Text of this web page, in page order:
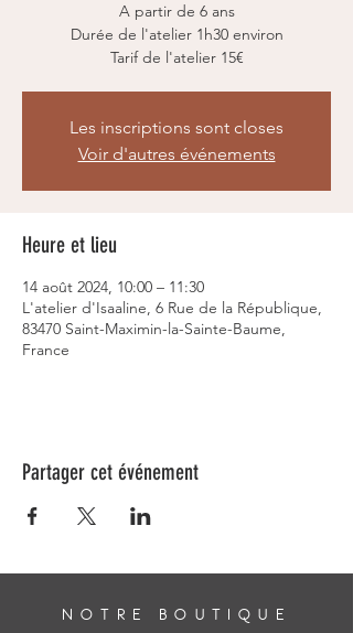
A partir de 6 ans
Durée de l'atelier 1h30 environ
Tarif de l'atelier 15€
Les inscriptions sont closes
Voir d'autres événements
Heure et lieu
14 août 2024, 10:00 – 11:30
L'atelier d'Isaaline, 6 Rue de la République,
83470 Saint-Maximin-la-Sainte-Baume,
France
Partager cet événement
NOTRE BOUTIQUE